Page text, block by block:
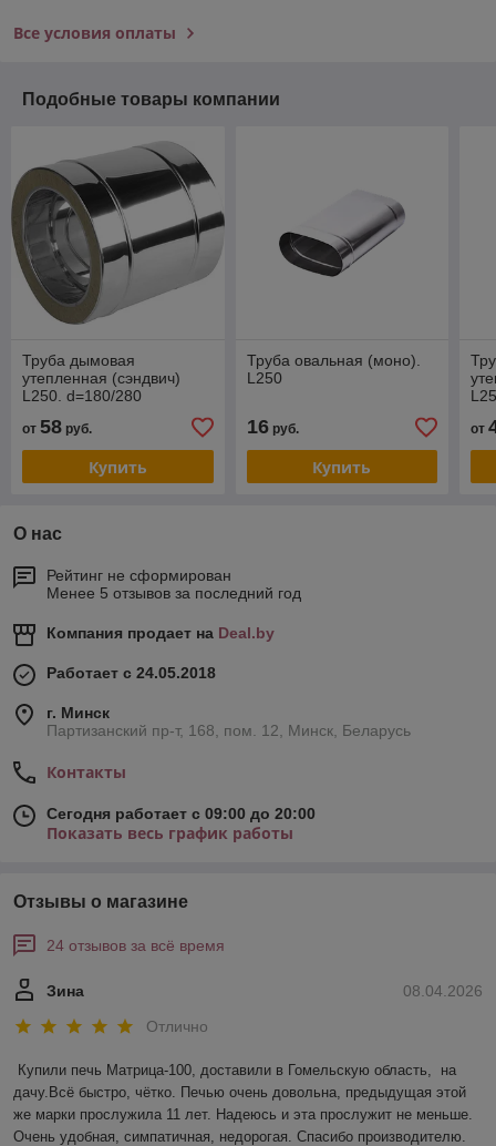
Все условия оплаты
Подобные товары компании
Труба дымовая
утепленная (сэндвич)
L250. d=180/280
от 58 руб.
Купить
Труба овальная (моно).
L250
16руб.
Купить
от
О нас
Рейтинг не сформирован
Менее 5 отзывов за последний год
Компания продает на Deal.by
Работает с 24.05.2018
г. Минск
Партизанский пр-т, 168, пом. 12, Минск, Беларусь
Контакты
Сегодня работает с 09:00 до 20:00
Показать весь график работы
Отзывы о магазине
24 отзывов за всё время
08.04.2026
Зина
Отлично
Купили печь Матрица-100, доставили в Гомельскую область,  на
дачу.Всё быстро, чётко. Печью очень довольна, предыдущая этой
же марки прослужила 11 лет. Надеюсь и эта прослужит не меньше.
Очень удобная, симпатичная, недорогая. Спасибо производителю.